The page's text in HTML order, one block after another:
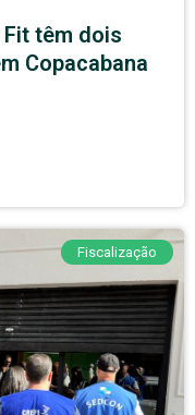
têm dois
Copacabana
Fiscalização